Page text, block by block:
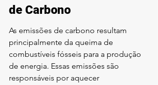
de Carbono
As emissões de carbono resultam
principalmente da queima de
combustíveis fósseis para a produção
de energia. Essas emissões são
responsáveis por aquecer